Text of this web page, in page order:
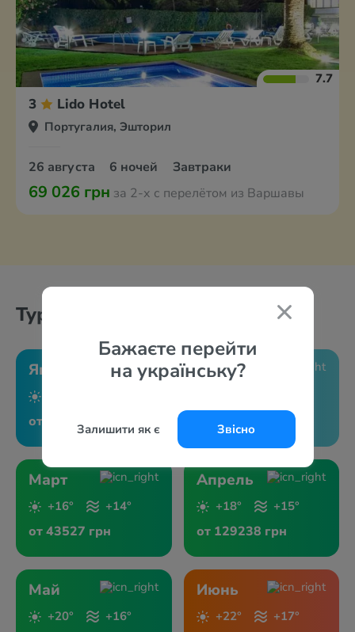
Бажаєте перейти
на українську?
Залишити як є Звісно
7.7
3 Lido Hotel
Португалия, Эшторил
26 августа 6 ночей Завтраки
69 026 грн за 2-х с перелётом из Варшавы
Туры по месяцам
Январь
от 33021 грн
Февраль
от 38268 грн
Март
+16° +14°
от 43527 грн
Апрель
+18° +15°
от 129238 грн
Май
+20° +16°
Июнь
+22° +17°